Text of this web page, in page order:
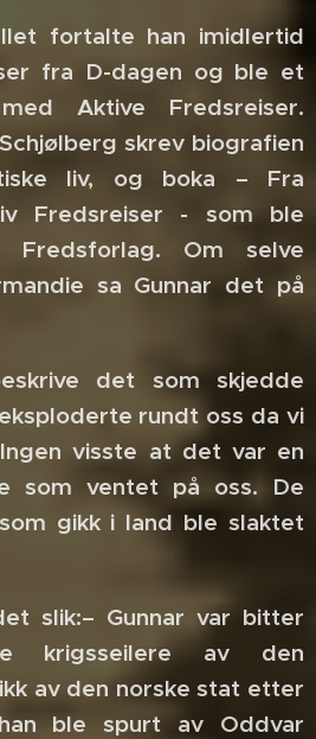
fortalte han imidlertid
fra D-dagen og ble et
Aktive Fredsreiser.
skrev biografien
liv, og boka – Fra
Fredsreiser - som ble
Om selve
sa Gunnar det på
det som skjedde
rundt oss da vi
visste at det var en
som ventet på oss. De
gikk i land ble slaktet
slik:– Gunnar var bitter
krigsseilere av den
av den norske stat etter
ble spurt av Oddvar